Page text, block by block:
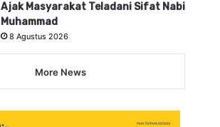
Ajak Masyarakat Teladani Sifat Nabi
Muhammad
8 Agustus 2026
More News